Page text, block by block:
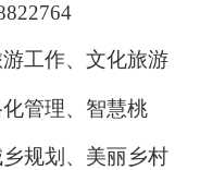
工作、文化旅游
管理、 智慧桃
规划、 美丽乡村